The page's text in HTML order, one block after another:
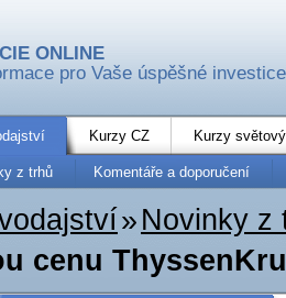
ONLINE
pro Vaše úspěšné investice
Kurzy CZ Kurzy
z trhů Komentáře a doporučení
» Novinky z
cenu